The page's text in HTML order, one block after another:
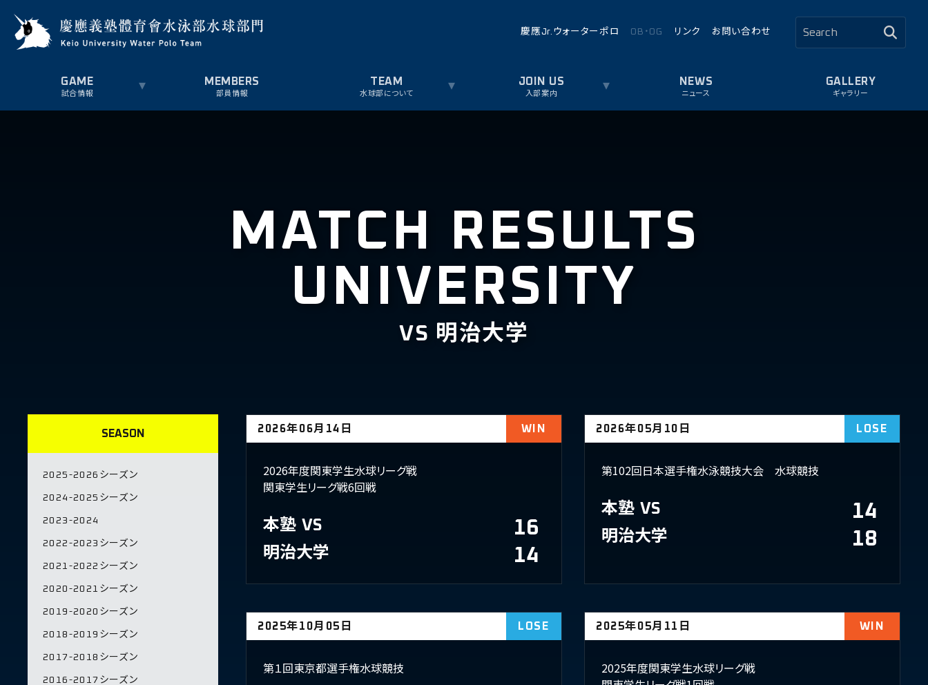
試合情報 部員情報 水球部について 入部案内 ニュース ギャラリー
慶應Jr.ウォーターポロ OB・OG リンク お問い合わせ
MATCH RESULTS
UNIVERSITY
VS 明治大学
2026年06月14日 WIN
2026年度関東学生水球リーグ戦
関東学生リーグ戦6回戦
本塾 VS 16
明治大学 14
2026年05月10日 LOSE
第102回日本選手権水泳競技大会 水球競技
本塾 VS 14
明治大学 18
2025年10月05日 LOSE
第１回東京都選手権水球競技
2025年05月11日 WIN
2025年度関東学生水球リーグ戦
SEASON
2025-2026シーズン
2024-2025シーズン
2023-2024
2022-2023シーズン
2021-2022シーズン
2020-2021シーズン
2019-2020シーズン
2018-2019シーズン
2017-2018シーズン
2016-2017シーズン